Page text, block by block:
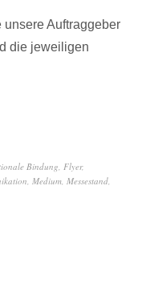
unsere Auftraggeber
die jeweiligen
Bindung, Flyer,
, Medium, Messestand,